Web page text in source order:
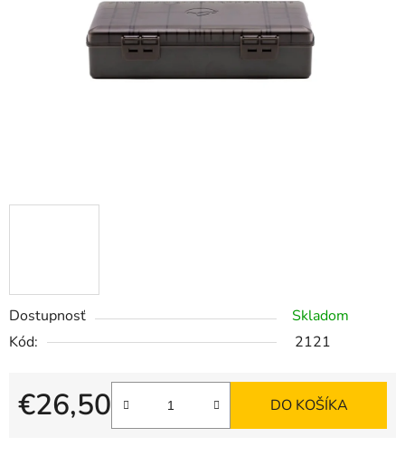
Dostupnosť
Skladom
Kód:
2121
€26,50
Jednotková cena:
DO KOŠÍKA